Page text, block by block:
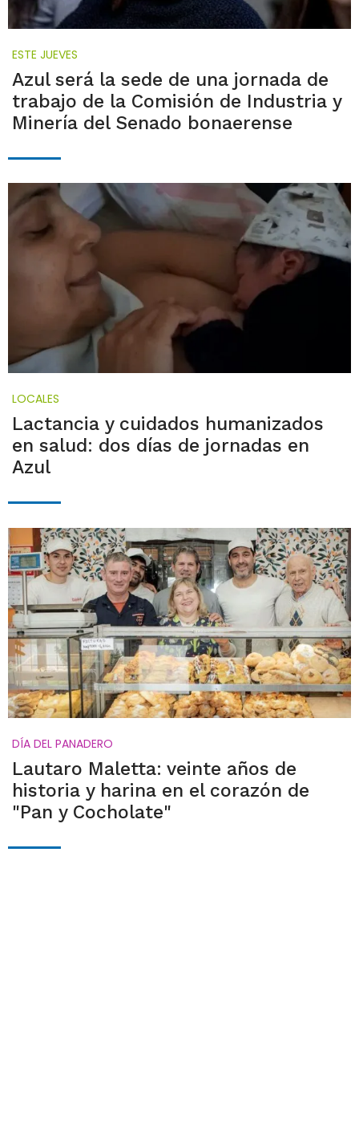
ESTE JUEVES
Azul será la sede de una jornada de
trabajo de la Comisión de Industria y
Minería del Senado bonaerense
LOCALES
Lactancia y cuidados humanizados
en salud: dos días de jornadas en
Azul
DÍA DEL PANADERO
Lautaro Maletta: veinte años de
historia y harina en el corazón de
"Pan y Cocholate"